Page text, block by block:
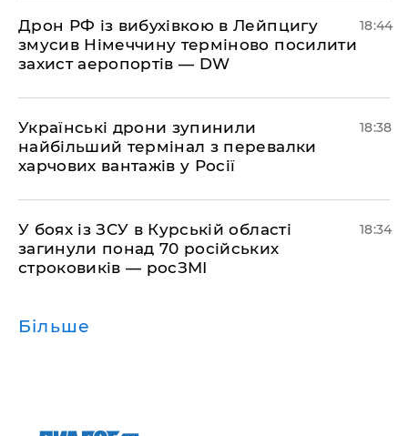
​Дрон РФ із вибухівкою в Лейпцигу
змусив Німеччину терміново посилити
захист аеропортів — DW
18:44
​Українські дрони зупинили
найбільший термінал з перевалки
харчових вантажів у Росії
18:38
​У боях із ЗСУ в Курській області
загинули понад 70 російських
строковиків — росЗМІ
18:34
Більше